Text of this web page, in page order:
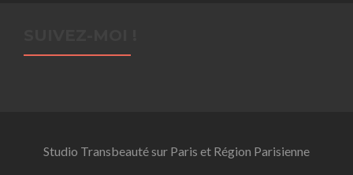
Studio Transbeauté sur Paris et Région Parisienne